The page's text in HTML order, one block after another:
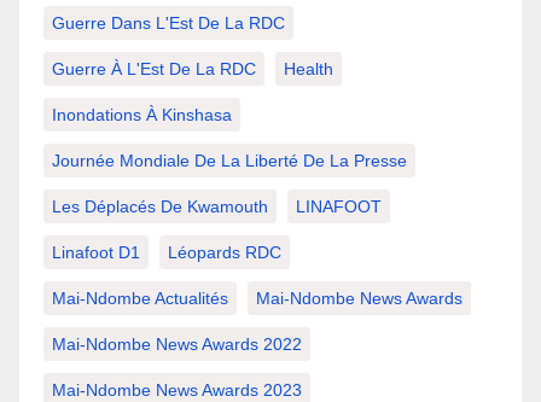
Guerre Dans L'Est De La RDC
Guerre À L'Est De La RDC Health
Inondations À Kinshasa
Journée Mondiale De La Liberté De La Presse
Les Déplacés De Kwamouth LINAFOOT
Linafoot D1 Léopards RDC
Mai-Ndombe Actualités Mai-Ndombe News Awards
Mai-Ndombe News Awards 2022
Mai-Ndombe News Awards 2023